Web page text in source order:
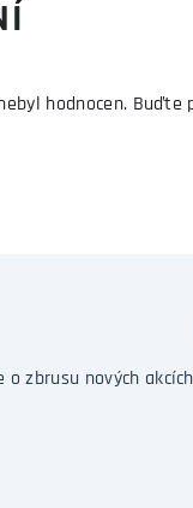
hodnocen. Buďte
o zbrusu nových